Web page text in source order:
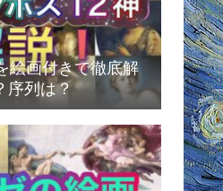
絵画付きで徹底解
序列は？